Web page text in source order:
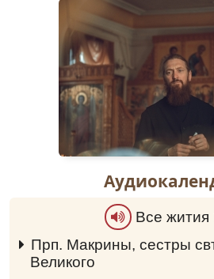
Все жития
Прп. Макрины, сестры
Великого
0:00